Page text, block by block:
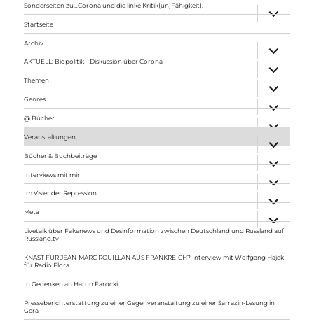
Sonderseiten zu…Corona und die linke Kritik(un)Fähigkeit).
anzeigen
Startseite
Archiv
anzeigen
AKTUELL: Biopolitik – Diskussion über Corona
anzeigen
Themen
anzeigen
Genres
anzeigen
@ Bücher…
Veranstaltungen
anzeigen
Bücher & Buchbeiträge
anzeigen
Interviews mit mir
anzeigen
Im Visier der Repression
anzeigen
Meta
anzeigen
Livetalk über Fakenews und Desinformation zwischen Deutschland und Russland auf
Russland.tv
KNAST FÜR JEAN-MARC ROUILLAN AUS FRANKREICH? Interview mit Wolfgang Hajek
für Radio Flora
In Gedenken an Harun Farocki
Presseberichterstattung zu einer Gegenveranstaltung zu einer Sarrazin-Lesung in
Gera